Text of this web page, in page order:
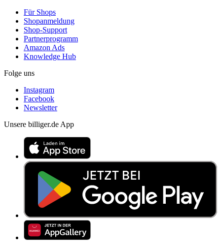
Für Shops
Shopanmeldung
Shop-Support
Partnerprogramm
Amazon Ads
Knowledge Hub
Folge uns
Instagram
Facebook
Newsletter
Unsere billiger.de App